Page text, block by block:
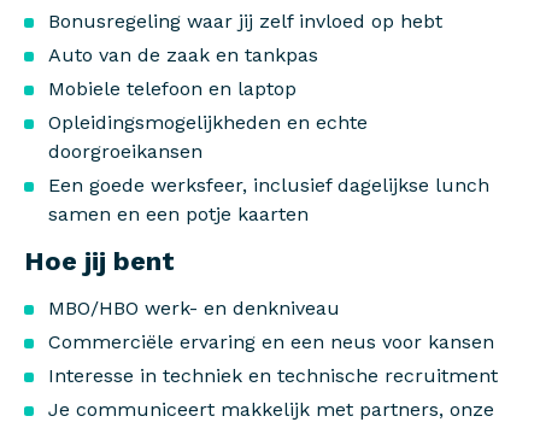
Bonusregeling waar jij zelf invloed op hebt
Auto van de zaak en tankpas
Mobiele telefoon en laptop
Opleidingsmogelijkheden en echte
doorgroeikansen
Een goede werksfeer, inclusief dagelijkse lunch
samen en een potje kaarten
Hoe jij bent
MBO/HBO werk- en denkniveau
Commerciële ervaring en een neus voor kansen
Interesse in techniek en technische recruitment
Je communiceert makkelijk met partners, onze